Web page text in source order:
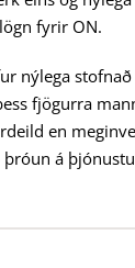
fyrir ON.
nýlega
fjögurra
en
á